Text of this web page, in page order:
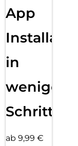
App
Installation
in
wenigen
Schritten
ab 9,99 €